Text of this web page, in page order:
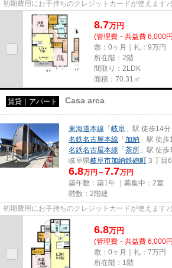
初期費用にお手持ちのクレジットカードが使えます♪
8.7万円
(管理費・共益費 6,000
敷：0ヶ月｜礼：9万円
所在階：2階
間取り：2LDK
面積：70.31㎡
賃貸｜アパート Casa arca
東海道本線 「 岐阜 」駅 徒歩14分
名鉄名古屋本線 「 加納 」駅 徒
名鉄名古屋本線 「 茶所 」駅 徒
岐阜県岐阜市加納鉄砲町 ３丁目
6.8万円～7.7万円
築年数：築1年 ｜募集中： 2室
階数：2階建
初期費用にお手持ちのクレジットカードが使えます♪
6.8万円
(管理費・共益費 6,000
敷：0ヶ月｜礼：7万円
所在階：1階